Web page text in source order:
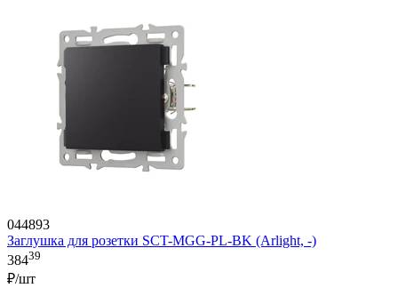
044893
Заглушка для розетки SCT-MGG-PL-BK (Arlight, -)
38439
₽/шт